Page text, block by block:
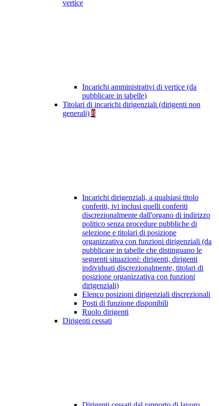
vertice
Incarichi amministrativi di vertice (da
pubblicare in tabelle)
Titolari di incarichi dirigenziali (dirigenti non
generali) 8
Incarichi dirigenziali, a qualsiasi titolo
conferiti, ivi inclusi quelli conferiti
discrezionalmente dall'organo di indirizzo
politico senza procedure pubbliche di
selezione e titolari di posizione
organizzativa con funzioni dirigenziali (da
pubblicare in tabelle che distinguano le
seguenti situazioni: dirigenti, dirigenti
individuati discrezionalmente, titolari di
posizione organizzativa con funzioni
dirigenziali)
Elenco posizioni dirigenziali discrezionali
Posti di funzione disponibili
Ruolo dirigenti
Dirigenti cessati